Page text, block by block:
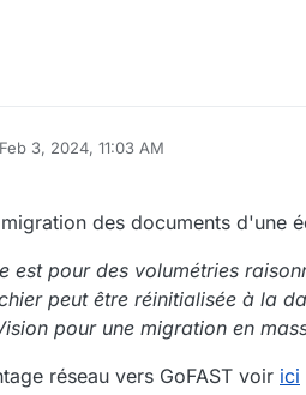
Feb 3, 2024, 11:03 AM
by cpotterFeb 7, 2024, 6:24 PM
des documents d'une
est pour des volumétries
peut être réinitialisée à la
pour une migration en
réseau vers GoFAST voir ici